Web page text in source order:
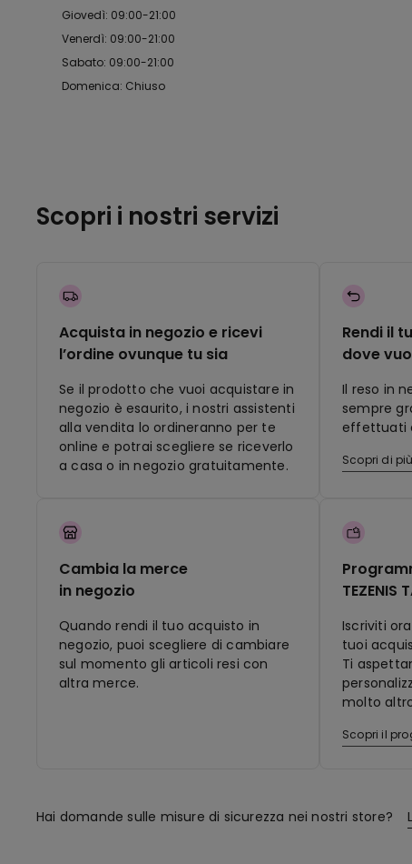
Giovedì: 09:00-21:00
Venerdì: 09:00-21:00
Sabato: 09:00-21:00
Domenica: Chiuso
Scopri i nostri servizi
Acquista in negozio e ricevi
l’ordine ovunque tu sia
Se il prodotto che vuoi acquistare in
negozio è esaurito, i nostri assistenti
alla vendita lo ordineranno per te
online e potrai scegliere se riceverlo
a casa o in negozio gratuitamente.
Rendi il
dove
Il reso in
sempre
effettuati
Scopri di più
Cambia la merce
in negozio
Quando rendi il tuo acquisto in
negozio, puoi scegliere di cambiare
sul momento gli articoli resi con
altra merce.
TEZENIS
Iscriviti
tuoi
Ti
molto
Scopri il
Hai domande sulle misure di sicurezza nei nostri store?